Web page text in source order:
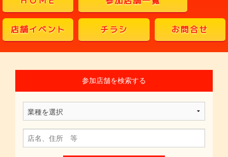
店舗イベント チラシ お問合せ
参加店舗を検索する